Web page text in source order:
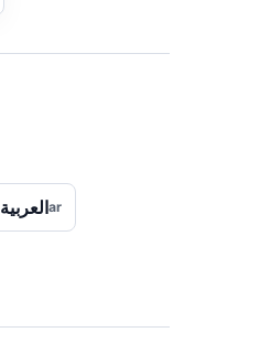
العربيةar